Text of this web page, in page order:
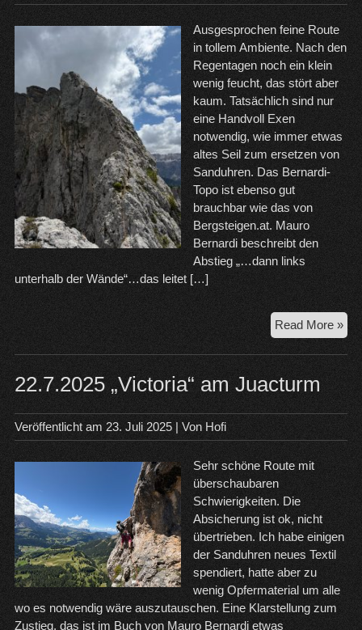
Ausgesprochen feine Route
in tollem Ambiente. Nach den
Regentagen noch ein klein
wenig feucht, das stört aber
kaum. Tatsächlich sind nur
eine Handvoll Exen
notwendig, wie immer etwas
altes Seil zum ersetzen von
Sanduhren. Das Bernardi-
Topo ist ebenso gut
brauchbar wie das von
Bergsteigen.at. Mauro
Bernardi beschreibt den
Abstieg „…dann links
unterhalb der Wände“…das leitet […]
Read More »
22.7.2025 „Victoria“ am Juacturm
Veröffentlicht am 23. Juli 2025| Von Hofi
Sehr schöne Route mit
überschaubaren
Schwierigkeiten. Die
Absicherung ist ok, nicht
übertrieben. Ich habe einigen
der Sanduhren neues Textil
spendiert, hatte aber zu
wenig Opfermaterial um alle
wo es notwendig wäre auszutauschen. Eine Klarstellung zum
Zustieg, das ist im Buch von Mauro Bernardi etwas